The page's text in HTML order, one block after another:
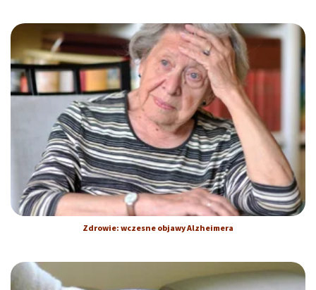
Zdrowie: wczesne objawy Alzheimera